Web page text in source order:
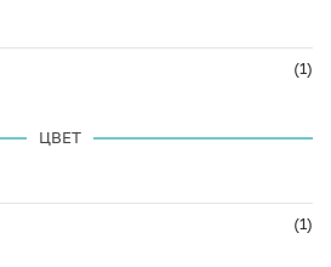
(1)
ЦВЕТ
(1)